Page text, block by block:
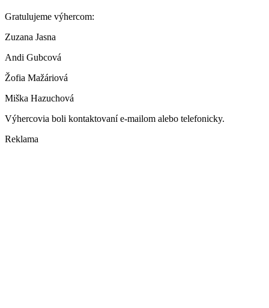
Gratulujeme výhercom:
Zuzana Jasna
Andi Gubcová
Žofia Mažáriová
Miška Hazuchová
Výhercovia boli kontaktovaní e-mailom alebo telefonicky.
Reklama